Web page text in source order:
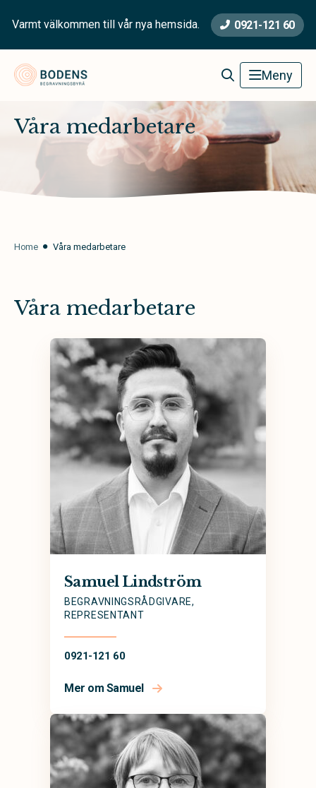
Varmt välkommen till vår nya hemsida. 0921-121 60
Bodens Begravningsbyrå Meny
Våra medarbetare
Home Våra medarbetare
Våra medarbetare
Samuel Lindström
BEGRAVNINGSRÅDGIVARE,
REPRESENTANT
0921-121 60
Mer om Samuel